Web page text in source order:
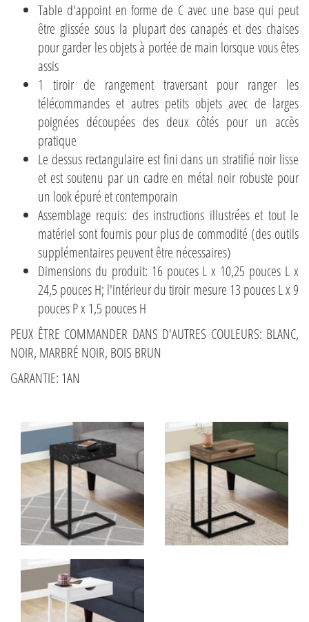
Table d'appoint en forme de C avec une base qui peut
être glissée sous la plupart des canapés et des chaises
pour garder les objets à portée de main lorsque vous êtes
assis
1 tiroir de rangement traversant pour ranger les
télécommandes et autres petits objets avec de larges
poignées découpées des deux côtés pour un accès
pratique
Le dessus rectangulaire est fini dans un stratifié noir lisse
et est soutenu par un cadre en métal noir robuste pour
un look épuré et contemporain
Assemblage requis: des instructions illustrées et tout le
matériel sont fournis pour plus de commodité (des outils
supplémentaires peuvent être nécessaires)
Dimensions du produit: 16 pouces L x 10,25 pouces L x
24,5 pouces H; l'intérieur du tiroir mesure 13 pouces L x 9
pouces P x 1,5 pouces H
PEUX ÊTRE COMMANDER DANS D'AUTRES COULEURS: BLANC,
NOIR, MARBRÉ NOIR, BOIS BRUN
GARANTIE: 1AN